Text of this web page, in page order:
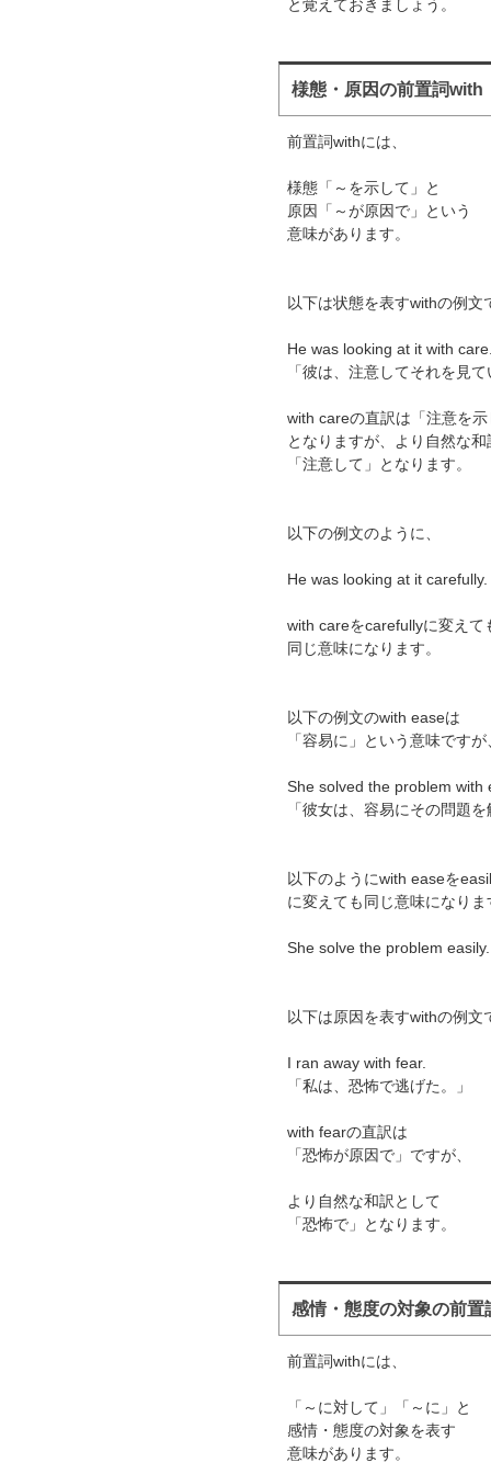
と覚えておきましょう。
様態・原因の前置詞with
前置詞withには、
様態「～を示して」と
原因「～が原因で」という
意味があります。
以下は状態を表すwithの例文
He was looking at it with care.
「彼は、注意してそれを見て
with careの直訳は「注意を示
となりますが、より自然な和
「注意して」となります。
以下の例文のように、
He was looking at it carefully.
with careをcarefullyに変えて
同じ意味になります。
以下の例文のwith easeは
「容易に」という意味ですが
She solved the problem with
「彼女は、容易にその問題を
以下のようにwith easeを
に変えても同じ意味になりま
She solve the problem easily.
以下は原因を表すwithの例文
I ran away with fear.
「私は、恐怖で逃げた。」
with fearの直訳は
「恐怖が原因で」ですが、
より自然な和訳として
「恐怖で」となります。
感情・態度の対象の前置
前置詞withには、
「～に対して」「～に」と
感情・態度の対象を表す
意味があります。